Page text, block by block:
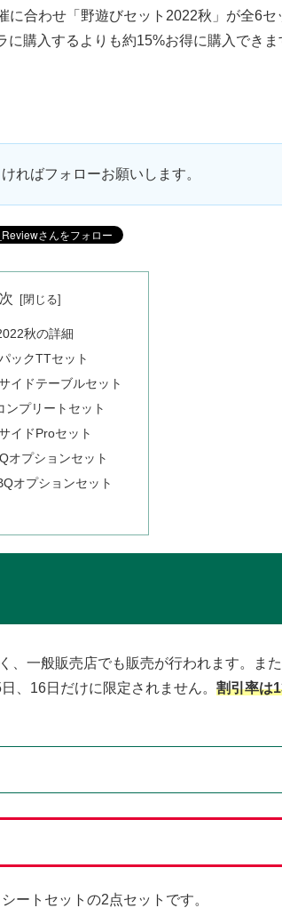
合わせ「野遊びセット2022秋」が全6セ
購入するよりも約15%お得に購入でき
ればフォローお願いします。
秋の詳細
ックTTセット
イドテーブルセット
ンプリートセット
イドProセット
オプションセット
オプションセット
、一般販売店でも販売が行われます。ま
、16日だけに限定されません。 割引率は
ートセットの2点セットです。